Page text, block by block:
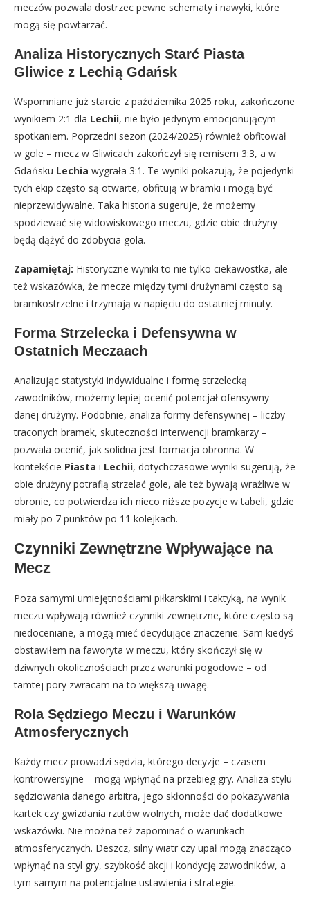
meczów pozwala dostrzec pewne schematy i nawyki, które
mogą się powtarzać.
Analiza Historycznych Starć Piasta
Gliwice z Lechią Gdańsk
Wspomniane już starcie z października 2025 roku, zakończone
wynikiem 2:1 dla Lechii, nie było jedynym emocjonującym
spotkaniem. Poprzedni sezon (2024/2025) również obfitował
w gole – mecz w Gliwicach zakończył się remisem 3:3, a w
Gdańsku Lechia wygrała 3:1. Te wyniki pokazują, że pojedynki
tych ekip często są otwarte, obfitują w bramki i mogą być
nieprzewidywalne. Taka historia sugeruje, że możemy
spodziewać się widowiskowego meczu, gdzie obie drużyny
będą dążyć do zdobycia gola.
Zapamiętaj: Historyczne wyniki to nie tylko ciekawostka, ale
też wskazówka, że mecze między tymi drużynami często są
bramkostrzelne i trzymają w napięciu do ostatniej minuty.
Forma Strzelecka i Defensywna w
Ostatnich Meczaach
Analizując statystyki indywidualne i formę strzelecką
zawodników, możemy lepiej ocenić potencjał ofensywny
danej drużyny. Podobnie, analiza formy defensywnej – liczby
traconych bramek, skuteczności interwencji bramkarzy –
pozwala ocenić, jak solidna jest formacja obronna. W
kontekście Piasta i Lechii, dotychczasowe wyniki sugerują, że
obie drużyny potrafią strzelać gole, ale też bywają wrażliwe w
obronie, co potwierdza ich nieco niższe pozycje w tabeli, gdzie
miały po 7 punktów po 11 kolejkach.
Czynniki Zewnętrzne Wpływające na
Mecz
Poza samymi umiejętnościami piłkarskimi i taktyką, na wynik
meczu wpływają również czynniki zewnętrzne, które często są
niedoceniane, a mogą mieć decydujące znaczenie. Sam kiedyś
obstawiłem na faworyta w meczu, który skończył się w
dziwnych okolicznościach przez warunki pogodowe – od
tamtej pory zwracam na to większą uwagę.
Rola Sędziego Meczu i Warunków
Atmosferycznych
Każdy mecz prowadzi sędzia, którego decyzje – czasem
kontrowersyjne – mogą wpłynąć na przebieg gry. Analiza stylu
sędziowania danego arbitra, jego skłonności do pokazywania
kartek czy gwizdania rzutów wolnych, może dać dodatkowe
wskazówki. Nie można też zapominać o warunkach
atmosferycznych. Deszcz, silny wiatr czy upał mogą znacząco
wpłynąć na styl gry, szybkość akcji i kondycję zawodników, a
tym samym na potencjalne ustawienia i strategie.